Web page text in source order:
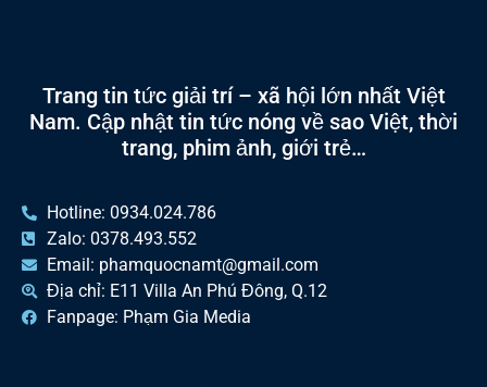
Trang tin tức giải trí – xã hội lớn nhất Việt
Nam. Cập nhật tin tức nóng về sao Việt, thời
trang, phim ảnh, giới trẻ…
Hotline: 0934.024.786
Zalo: 0378.493.552
Email: phamquocnamt@gmail.com
Địa chỉ: E11 Villa An Phú Đông, Q.12
Fanpage: Phạm Gia Media